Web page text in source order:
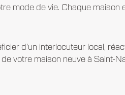
mode de vie. Chaque
d’un interlocuteur local,
votre maison neuve à